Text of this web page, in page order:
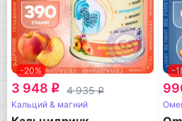
-20%
3 948 q 4 935q
Кальций & магний
-